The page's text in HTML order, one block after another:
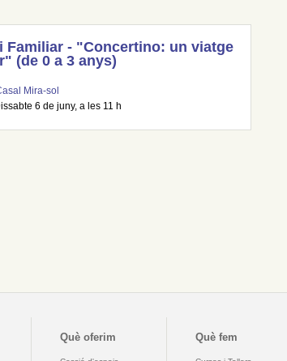
Familiar - "Concertino: un viatge
(de 0 a 3 anys)
Mira-sol
6 de juny, a les 11 h
Què oferim Què fem